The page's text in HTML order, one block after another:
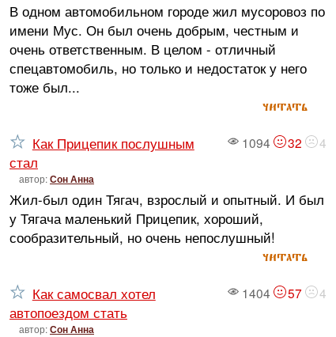
В одном автомобильном городе жил мусоровоз по
имени Мус. Он был очень добрым, честным и
очень ответственным. В целом - отличный
спецавтомобиль, но только и недостаток у него
тоже был...
читать
1094 32 4
Как Прицепик послушным
стал
автор:Сон Анна
Жил-был один Тягач, взрослый и опытный. И был
у Тягача маленький Прицепик, хороший,
сообразительный, но очень непослушный!
читать
1404 57 4
Как самосвал хотел
автопоездом стать
автор:Сон Анна